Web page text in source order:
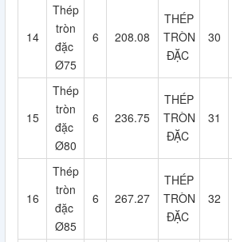
14
Thép
tròn
đặc
Ø75
6 208.08
THÉP
TRÒN
ĐẶC
30
15
Thép
tròn
đặc
Ø80
6 236.75
THÉP
TRÒN
ĐẶC
31
16
Thép
tròn
đặc
Ø85
6 267.27
THÉP
TRÒN
ĐẶC
32